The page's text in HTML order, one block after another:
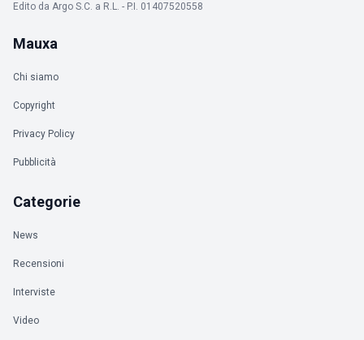
Edito da Argo S.C. a R.L. - P.I. 01407520558
Mauxa
Chi siamo
Copyright
Privacy Policy
Pubblicità
Categorie
News
Recensioni
Interviste
Video